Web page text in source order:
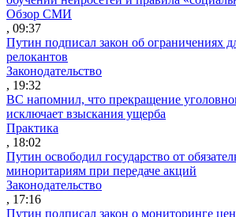
Обзор СМИ
, 09:37
Путин подписал закон об ограничениях
релокантов
Законодательство
, 19:32
ВС напомнил, что прекращение
исключает взыскания ущерба
Практика
, 18:02
Путин освободил государство от
миноритариям при передаче акций
Законодательство
, 17:16
Путин подписал закон о мониторинге